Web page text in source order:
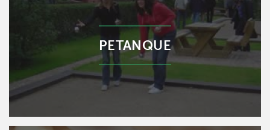
PETANQUE